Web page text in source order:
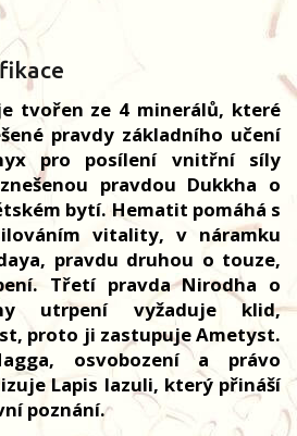
tvořen ze 4 minerálů, které
pravdy základního učení
pro posílení vnitřní síly
pravdou Dukkha o
bytí. Hematit pomáhá s
vitality, v náramku
pravdu druhou o touze,
Třetí pravda Nirodha o
utrpení vyžaduje klid,
proto ji zastupuje Ametyst.
osvobození a právo
Lapis lazuli, který přináší
poznání.